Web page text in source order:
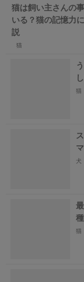
猫は飼い主さんの
いる？猫の記憶力
説
猫
猫
犬
猫